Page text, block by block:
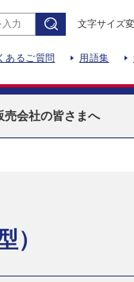
文字サイズ
あるご質問 用語集
売会社の皆さまへ
）